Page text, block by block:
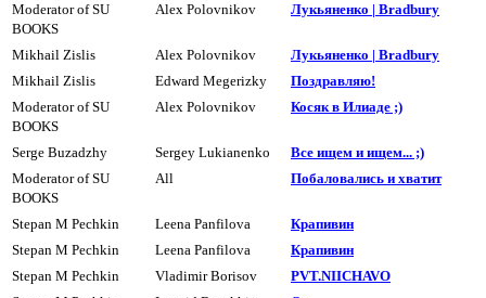
Moderator of SU
BOOKS
Alex Polovnikov Лукьяненко | Bradbury
Mikhail Zislis Alex Polovnikov
Лукьяненко | Bradbury
Mikhail Zislis
Edward Megerizky
Поздpавляю!
Moderator of SU
BOOKS
Alex Polovnikov Косяк в Илиаде ;)
Serge Buzadzhy Sergey Lukianenko
Все ищем и ищем... ;)
Moderator of SU
BOOKS
All Побаловались и хватит
Stepan M Pechkin Leena Panfilova
Кpапивин
Stepan M Pechkin
Leena Panfilova
Кpапивин
Stepan M Pechkin
Vladimir Borisov
PVT.NIICHAVO